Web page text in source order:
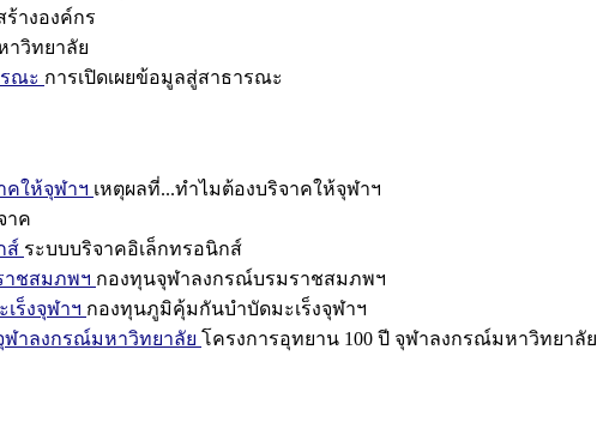
ร้างองค์กร
าวิทยาลัย
ณะ การเปิดเผยข้อมูลสู่สาธารณะ
คให้จุฬาฯ เหตุผลที่...ทำไมต้องบริจาคให้จุฬาฯ
าค
ส์ ระบบบริจาคอิเล็กทรอนิกส์
าชสมภพฯ กองทุนจุฬาลงกรณ์บรมราชสมภพฯ
ร็งจุฬาฯ กองทุนภูมิคุ้มกันบำบัดมะเร็งจุฬาฯ
ฬาลงกรณ์มหาวิทยาลัย โครงการอุทยาน 100 ปี จุฬาลงกรณ์มหาวิทยาลัย